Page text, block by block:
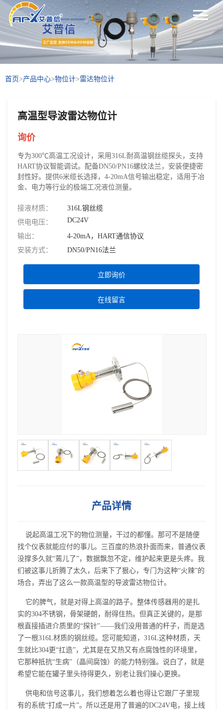
首页>产品中心>物位计>雷达物位计
高温型导波雷达物位计
询价
专为300℃高温工况设计，采用316L耐高温钢丝缆探头，支持
HART协议智能调试。配备DN50/PN16螺纹法兰，安装便捷密
封性好。提供6米缆长选择，4-20mA信号输出稳定，适用于冶
金、电力等行业的极端工况液位测量。
接液材质：
316L钢丝缆
供电电压：
DC24V
输出：
4-20mA，HART通信协议
安装方式：
DN50/PN16法兰
立即询价
在线留言
产品详情
说起高温工况下的物位测量，干过的都懂。那可不是随便
找个仪表就能应付的事儿。三百度的热浪扑面而来，普通仪表
没撑多久就“蔫儿了”，数据飘忽不定，维护起来更是头疼。我
们被这事儿折腾了太久，后来下了狠心，专门为这种“火辣”的
场合，弄出了这么一款高温型的导波雷达物位计。
它的脾气，就是对得上高温的路子。整体传感器用的是扎
实的304不锈钢，骨架硬朗，耐得住热。但真正关键的，是那
根直接插进介质里的“探针”——我们没用普通的杆子，而是选
了一根316L材质的钢丝缆。您可能知道，316L这种材质，天
生就比304更“扛造”，尤其是在又热又有点腐蚀性的环境里，
它那种抵抗“生病”（晶间腐蚀）的能力特别强。说白了，就是
希望它能在罐子里头待得更久，别老让我们操心更换。
供电和信号这事儿，我们想着怎么着也得让它跟厂子里现
有的系统“打成一片”。所以还是用了普遍的DC24V电，接上线